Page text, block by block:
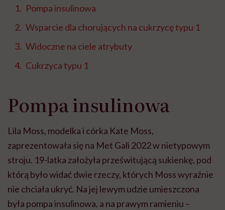
Pompa insulinowa
Wsparcie dla chorujących na cukrzycę typu 1
Widoczne na ciele atrybuty
Cukrzyca typu 1
Pompa insulinowa
Lila Moss, modelka i córka Kate Moss,
zaprezentowała się na Met Gali 2022 w nietypowym
stroju. 19-latka założyła prześwitującą sukienkę, pod
którą było widać dwie rzeczy, których Moss wyraźnie
nie chciała ukryć. Na jej lewym udzie umieszczona
była pompa insulinowa, a na prawym ramieniu –